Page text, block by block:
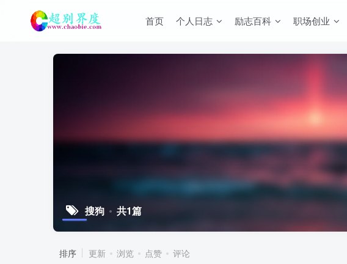
首页 个人日志 励志百科 职场创业
搜狗 共1篇
排序 更新 浏览 点赞 评论